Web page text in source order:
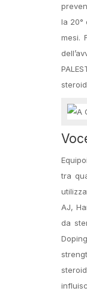
la 20°
mesi.
tra
AJ,
da